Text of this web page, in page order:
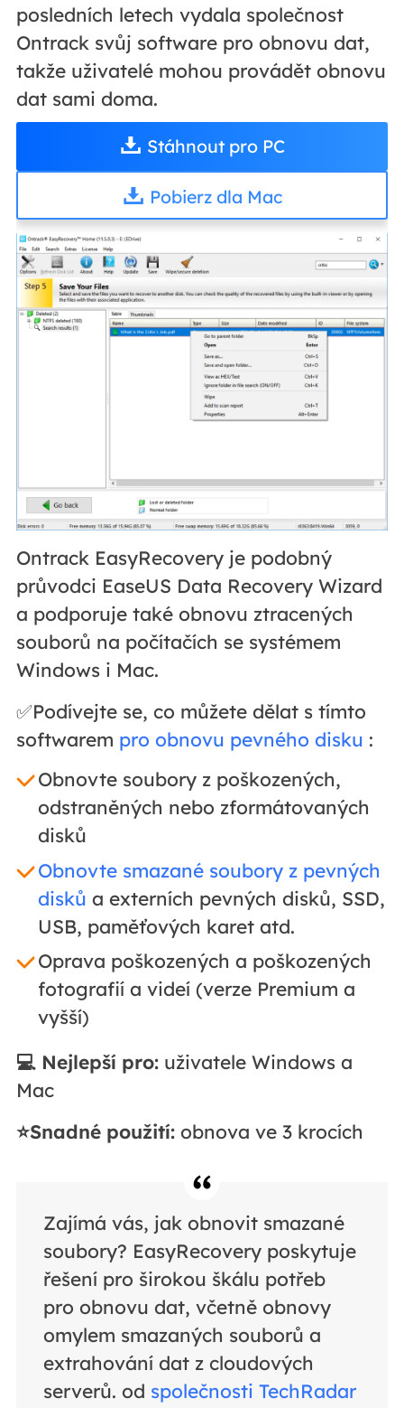
posledních letech vydala společnost
Ontrack svůj software pro obnovu dat,
takže uživatelé mohou provádět obnovu
dat sami doma.
Stáhnout pro PC
Pobierz dla Mac
Ontrack EasyRecovery je podobný
průvodci EaseUS Data Recovery Wizard
a podporuje také obnovu ztracených
souborů na počítačích se systémem
Windows i Mac.
✅Podívejte se, co můžete dělat s tímto
softwarem pro obnovu pevného disku :
Obnovte soubory z poškozených,
odstraněných nebo zformátovaných
disků
Obnovte smazané soubory z pevných
disků a externích pevných disků, SSD,
USB, paměťových karet atd.
Oprava poškozených a poškozených
fotografií a videí (verze Premium a
vyšší)
💻 Nejlepší pro:uživatele Windows a
Mac
⭐Snadné použití:obnova ve 3 krocích
Zajímá vás, jak obnovit smazané
soubory? EasyRecovery poskytuje
řešení pro širokou škálu potřeb
pro obnovu dat, včetně obnovy
omylem smazaných souborů a
extrahování dat z cloudových
serverů. od společnosti TechRadar